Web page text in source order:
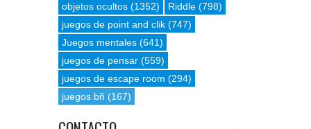
objetos ocultos (1352) Riddle (798)
juegos de point and clik (747)
Juegos mentales (641)
juegos de pensar (559)
juegos de escape room (294)
juegos bñ (167)